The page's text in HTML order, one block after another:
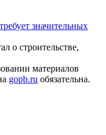
значительных
о строительстве,
материалов
gopb.ru обязательна.